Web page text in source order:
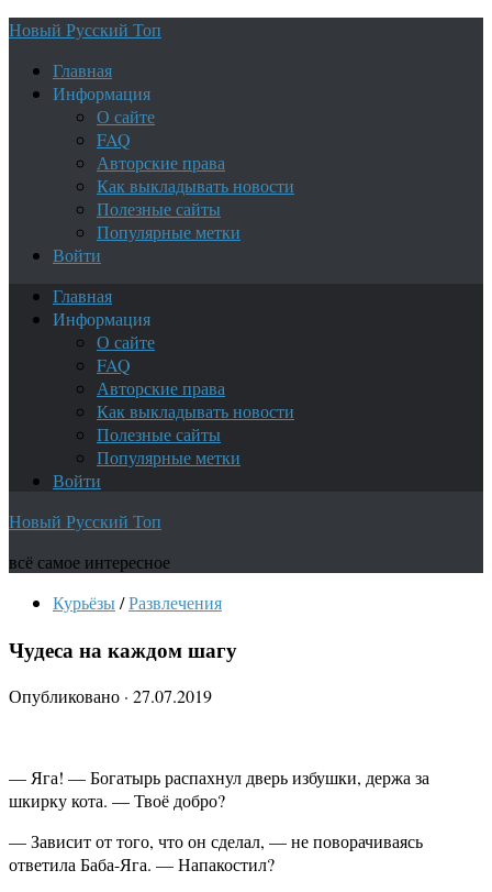
Новый Русский Топ
Главная
Информация
О сайте
FAQ
Авторские права
Как выкладывать новости
Полезные сайты
Популярные метки
Войти
Главная
Информация
О сайте
FAQ
Авторские права
Как выкладывать новости
Полезные сайты
Популярные метки
Войти
Новый Русский Топ
всё самое интересное
Курьёзы/Развлечения
Чудеса на каждом шагу
Опубликовано · 27.07.2019
— Яга! — Богатырь распахнул дверь избушки, держа за
шкирку кота. — Твоё добро?
— Зависит от того, что он сделал, — не поворачиваясь
ответила Баба-Яга. — Напакостил?